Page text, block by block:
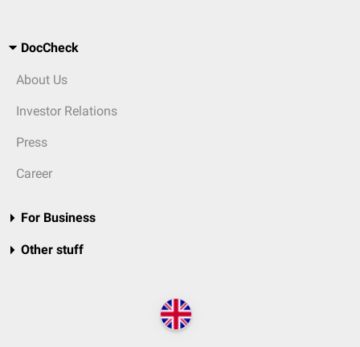
DocCheck
About Us
Investor Relations
Press
Career
For Business
Other stuff